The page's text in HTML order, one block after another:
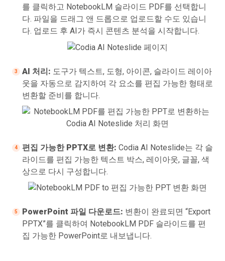
를 클릭하고 NotebookLM 슬라이드 PDF를 선택합니
다. 파일을 드래그 앤 드롭으로 업로드할 수도 있습니
다. 업로드 후 AI가 즉시 콘텐츠 분석을 시작합니다.
AI 처리: 도구가 텍스트, 도형, 아이콘, 슬라이드 레이아
웃을 자동으로 감지하여 각 요소를 편집 가능한 형태로
변환할 준비를 합니다.
편집 가능한 PPTX로 변환: Codia AI Noteslide는 각 슬
라이드를 편집 가능한 텍스트 박스, 레이아웃, 글꼴, 색
상으로 다시 구성합니다.
PowerPoint 파일 다운로드: 변환이 완료되면 “Export
PPTX”를 클릭하여 NotebookLM PDF 슬라이드를 편
집 가능한 PowerPoint로 내보냅니다.